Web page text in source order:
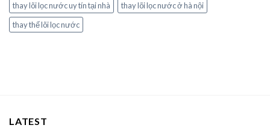
thay lõi lọc nước uy tín tại nhà
thay lõi lọc nước ở hà nội
thay thế lõi lọc nước
LATEST